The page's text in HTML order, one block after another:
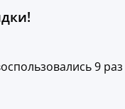
9 раз